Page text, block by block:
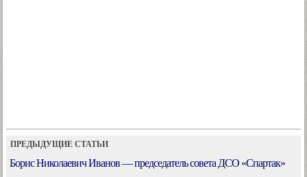
ПРЕДЫДУЩИЕ СТАТЬИ
Борис Николаевич Иванов — председатель совета ДСО «Спартак»